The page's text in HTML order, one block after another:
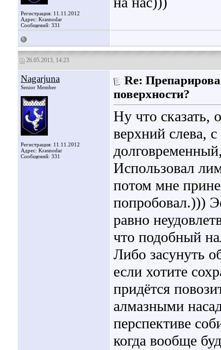
Регистрация: 11.11.2012
Адрес: Krasnodar
Сообщений: 331
26.05.2013, 14:23
Nagarjuna
Senior Member
Регистрация: 11.11.2012
Адрес: Krasnodar
Сообщений: 331
Re:
поверхности?
Ну что сказать,
верхний слева,
Использовал
потом мне
попробовал.)))
равно
что подобный
Либо засунуть
если хотите
придётся
алмазными
перспективе
когда вообще